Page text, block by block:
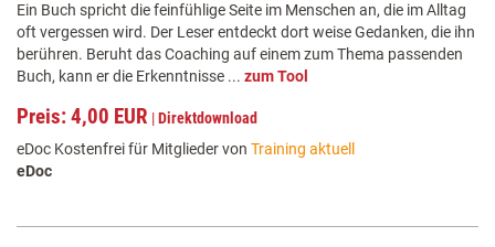
Ein Buch spricht die feinfühlige Seite im Menschen an, die im Alltag
oft vergessen wird. Der Leser entdeckt dort weise Gedanken, die ihn
berühren. Beruht das Coaching auf einem zum Thema passenden
Buch, kann er die Erkenntnisse ... zum Tool
Preis: 4,00 EUR |Direktdownload
eDoc Kostenfrei für Mitglieder von Training aktuell
eDoc